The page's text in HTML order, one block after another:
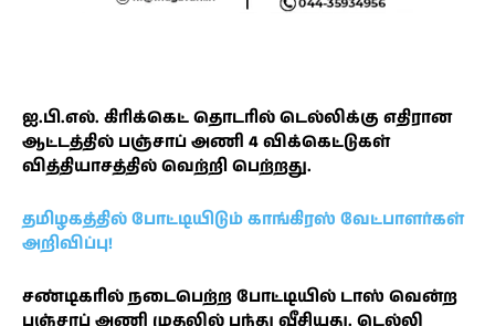
ஐ.பி.எல். கிரிக்கெட் தொடரில் டெல்லிக்கு எதிரான
ஆட்டத்தில் பஞ்சாப் அணி 4 விக்கெட்டுகள்
வித்தியாசத்தில் வெற்றி பெற்றது.
தமிழகத்தில் போட்டியிடும் காங்கிரஸ் வேட்பாளர்கள்
அறிவிப்பு!
சண்டிகரில் நடைபெற்ற போட்டியில் டாஸ் வென்ற
பஞ்சாப் அணி முதலில் பந்து வீசியது. டெல்லி